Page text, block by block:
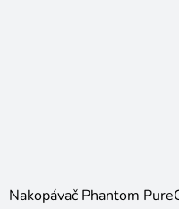
Nakopávač Phantom